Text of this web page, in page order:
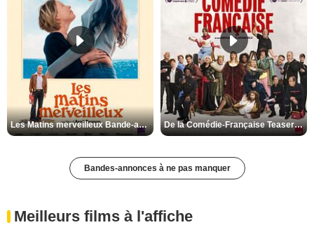
Les Matins merveilleux Bande-annonce VF De la Comédie-Française Teaser VF
Bandes-annonces à ne pas manquer
Meilleurs films à l'affiche